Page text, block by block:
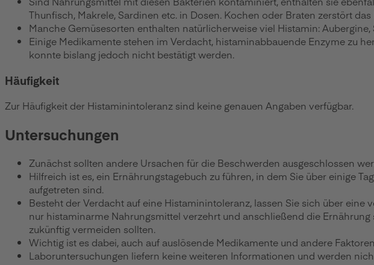
Thunfisch, Makrele, Sardinen etc. in Dosen. Kochen oder Braten zerstört
Manche Gemüsesorten enthalten natürlicherweise viel Histamin:
Einige Medikamente stehen im Verdacht, histaminabbauende Enzyme zu
konnte bislang jedoch nicht bestätigt werden.
Häufigkeit
Zur Häufigkeit der Histaminintoleranz sind keine genauen Angaben verfügbar.
Untersuchungen
Zunächst sollten andere Ursachen für die Beschwerden ausgeschlossen
Hilfreich ist es, ein Ernährungstagebuch zu führen, in dem Sie über einige
aufgetreten sind.
Besteht der Verdacht auf eine Histaminintoleranz, lassen Sie sich über
nur histaminarme Nahrungsmittel verzehrt und anschließend die
zukünftig vermeiden sollten.
Wichtig ist es dabei, auch auf auslösende Medikamente und andere
Laboruntersuchungen liefern keine weiteren Informationen und werden